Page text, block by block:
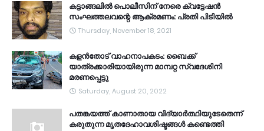
കട്ടാങ്ങലിൽ പൊലീസിന് നേരെ ക്വട്ടേഷൻ
സംഘത്തലവന്റെ ആക്രമണം: പ്രതി പിടിയിൽ
Thursday, November 18, 2021
കളൻതോട് വാഹനാപകടം: ബൈക്ക്
യാത്രക്കാരിയായിരുന്ന മാമ്പറ്റ സ്വദേശിനി
മരണപ്പെട്ടു
Saturday, August 20, 2022
പതങ്കയത്ത് കാണാതായ വിദ്യാർത്ഥിയുടേതെന്ന്
കരുതുന്ന മൃതദേഹാവശിഷ്ടങ്ങൾ കണ്ടെത്തി